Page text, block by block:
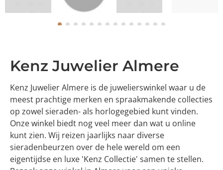
Kenz Juwelier Almere
Kenz Juwelier Almere is de juwelierswinkel waar u de
meest prachtige merken en spraakmakende collecties
op zowel sieraden- als horlogegebied kunt vinden.
Onze winkel biedt nog veel meer dan wat u online
kunt zien. Wij reizen jaarlijks naar diverse
sieradenbeurzen over de hele wereld om een
eigentijdse en luxe 'Kenz Collectie' samen te stellen.